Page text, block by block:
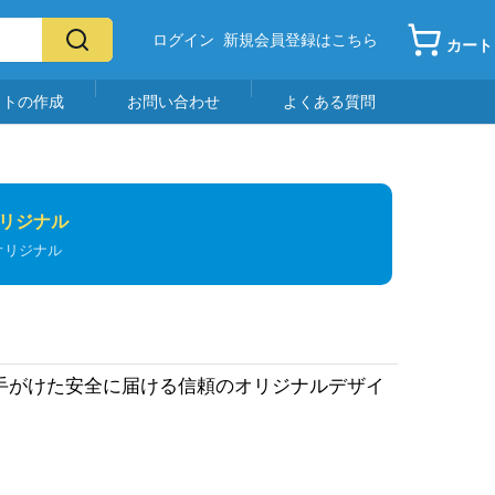
ログイン 新規会員登録はこちら カート
の作成 お問い合わせ よくある質問
ジナル
リジナル
けた安全に届ける信頼のオリジナルデザイ